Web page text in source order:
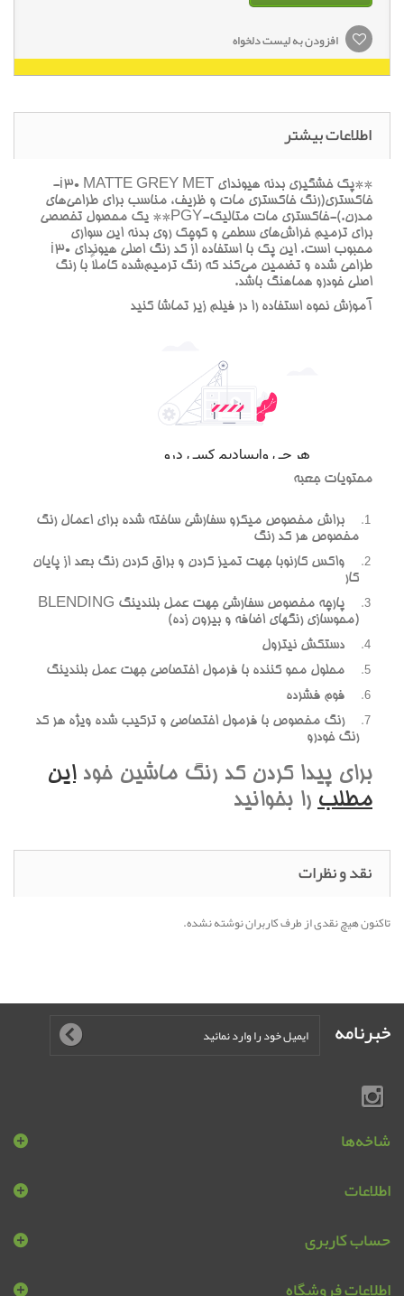
افزودن به لیست دلخواه
اطلاعات بیشتر
**پک خشگيري بدنه هيونداي i30 MATTE GREY MET-
خاکستري(رنگ خاکستري مات و ظريف، مناسب براي طراحي‌هاي
مدرن.)-خاکستري مات متاليک-PGY** يک محصول تخصصي
براي ترميم خراش‌هاي سطحي و کوچک روي بدنه اين سواري
محبوب است. اين پک با استفاده از کد رنگ اصلي هيونداي i30
طراحي شده و تضمين مي‌کند که رنگ ترميم‌شده کاملاً با رنگ
اصلي خودرو هماهنگ باشد.
آموزش نحوه استفاده را در فيلم زير تماشا کنيد
محتويات جعبه
براش مخصوص ميکرو سفارشي ساخته شده براي اعمال رنگ
مخصوص هر کد رنگ
واکس کارنوبا جهت تميز کردن و براق کردن رنگ بعد از پايان
کار
پارچه مخصوص سفارشي جهت عمل بلندينگ BLENDING
(محوسازي رنگهاي اضافه و بيرون زده)
دستکش نيترول
محلول محو کننده با فرمول اختصاصي جهت عمل بلندينگ
فوم فشرده
رنگ مخصوص با فرمول اختصاصي و ترکيب شده ويژه هر کد
رنگ خودرو
براي پيدا کردن کد رنگ ماشين خوداين
مطلب را بخوانيد
نقد و نظرات
تاکنون هیچ نقدی از طرف کاربران نوشته نشده.
خبرنامه
شاخه‌ها
اطلاعات
حساب کاربری